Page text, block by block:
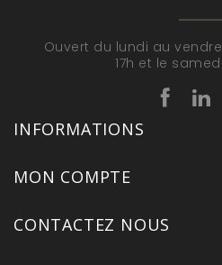
Ouvert du lundi au
17h et le
INFORMATIONS
MON COMPTE
CONTACTEZ NOUS